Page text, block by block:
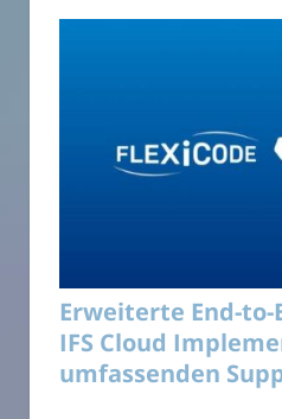
Erweiterte End-to-
IFS Cloud
umfassenden